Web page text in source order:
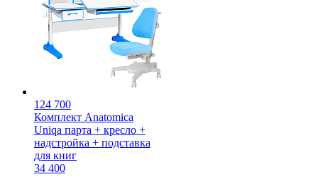
124 700
Комплект Anatomica
Uniqa парта + кресло +
надстройка + подставка
для книг
34 400